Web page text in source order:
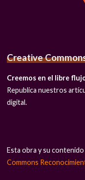
Creative
Creemos en el libre
Republica nuestros
digital.
Esta obra y su
Commons